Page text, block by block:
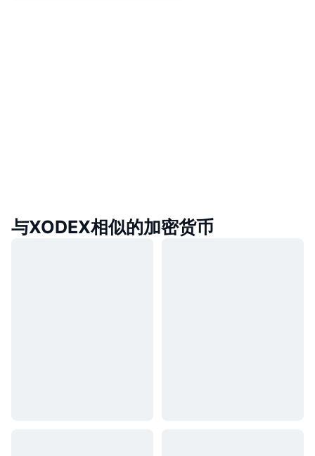
与XODEX相似的加密货币